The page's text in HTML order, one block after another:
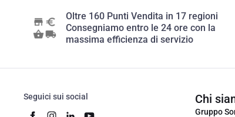
Oltre 160 Punti Vendita in 17 regioni
Consegniamo entro le 24 ore con la
massima efficienza di servizio
Seguici sui social Chi
Gruppo